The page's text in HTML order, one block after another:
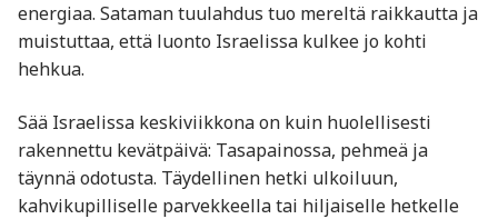
energiaa. Sataman tuulahdus tuo mereltä raikkautta ja
muistuttaa, että luonto Israelissa kulkee jo kohti
hehkua.
Sää Israelissa keskiviikkona on kuin huolellisesti
rakennettu kevätpäivä: Tasapainossa, pehmeä ja
täynnä odotusta. Täydellinen hetki ulkoiluun,
kahvikupilliselle parvekkeella tai hiljaiselle hetkelle